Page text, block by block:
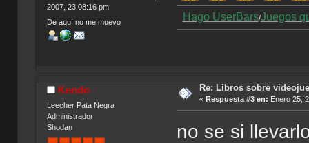
2007, 23:08:16 pm
De aquí no me muevo
Hago UserBars/Juegos
Kendo
Leecher Pata Negra
Administrador
Shodan
Re: Libros sobre
« Respuesta #3 en: Enero 25,
no se si